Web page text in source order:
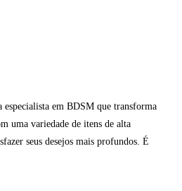
especialista em BDSM que transforma
uma variedade de itens de alta
seus desejos mais profundos. É